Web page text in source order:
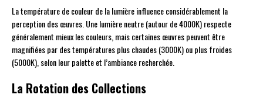
La température de couleur de la lumière influence considérablement la
perception des œuvres. Une lumière neutre (autour de 4000K) respecte
généralement mieux les couleurs, mais certaines œuvres peuvent être
magnifiées par des températures plus chaudes (3000K) ou plus froides
(5000K), selon leur palette et l’ambiance recherchée.
La Rotation des Collections